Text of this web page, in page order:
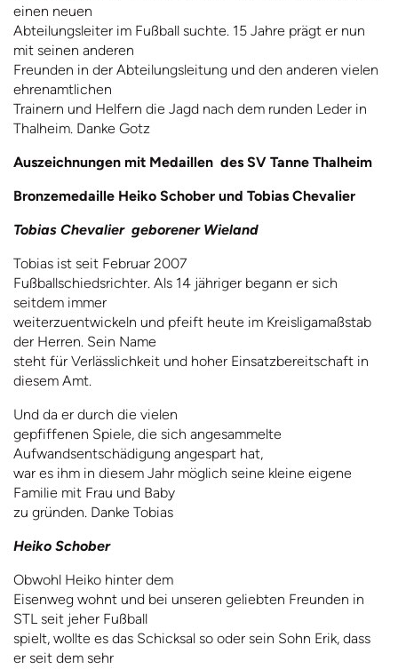
einen neuen
Abteilungsleiter im Fußball suchte. 15 Jahre prägt er nun
mit seinen anderen
Freunden in der Abteilungsleitung und den anderen vielen
ehrenamtlichen
Trainern und Helfern die Jagd nach dem runden Leder in
Thalheim. Danke Gotz
Auszeichnungen mit Medaillen des SV Tanne Thalheim
Bronzemedaille Heiko Schober und Tobias Chevalier
Tobias Chevaliergeborener Wieland
Tobias ist seit Februar 2007
Fußballschiedsrichter. Als 14 jähriger begann er sich
seitdem immer
weiterzuentwickeln und pfeift heute im Kreisligamaßstab
der Herren. Sein Name
steht für Verlässlichkeit und hoher Einsatzbereitschaft in
diesem Amt.
Und da er durch die vielen
gepfiffenen Spiele, die sich angesammelte
Aufwandsentschädigung angespart hat,
war es ihm in diesem Jahr möglich seine kleine eigene
Familie mit Frau und Baby
zu gründen. Danke Tobias
Heiko Schober
Obwohl Heiko hinter dem
Eisenweg wohnt und bei unseren geliebten Freunden in
STL seit jeher Fußball
spielt, wollte es das Schicksal so oder sein Sohn Erik, dass
er seit dem sehr